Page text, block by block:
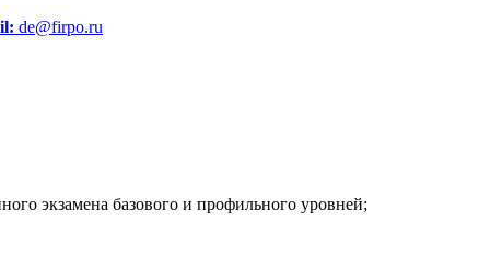
de@firpo.ru
экзамена базового и профильного уровней;